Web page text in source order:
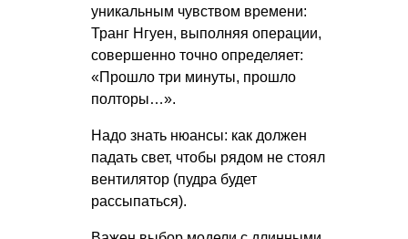
уникальным чувством времени:
Транг Нгуен, выполняя операции,
совершенно точно определяет:
«Прошло три минуты, прошло
полторы…».
Надо знать нюансы: как должен
падать свет, чтобы рядом не стоял
вентилятор (пудра будет
рассыпаться).